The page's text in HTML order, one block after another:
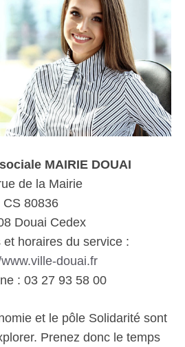
MAIRIE DOUAI
de la Mairie
CS 80836
Douai Cedex
et horaires du service :
douai.fr
: 03 27 93 58 00
et le pôle Solidarité sont
Prenez donc le temps